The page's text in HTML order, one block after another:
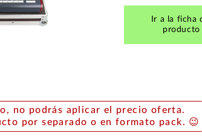
Ir a la ficha
producto
no podrás aplicar el precio oferta.
por separado o en formato pack. 😉